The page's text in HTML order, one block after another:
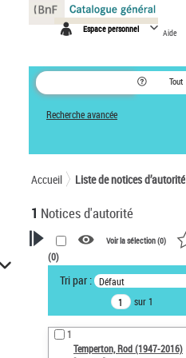
Espace personnel Aide
Tout
Recherche avancée
Accueil Liste de notices d’autorité
1 Notices d'autorité
VOTRE RECHERCHE
Recherche avancée dans les
notices d’autorité
Œuvres liées à l'auteur :
Temperton, Rod (1947-2016)
Voir la sélection (0)
(0)
Tri par : Défaut
sur 1
1
Temperton, Rod (1947-2016)
Panneau de gestion des cookies